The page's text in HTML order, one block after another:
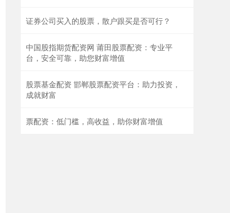
证券公司买入的股票，散户跟买是否可行？
中国股指期货配资网 莆田股票配资：专业平
台，安全可靠，助您财富增值
股票基金配资 邯郸股票配资平台：助力投资，
成就财富
票配资：低门槛，高收益，助你财富增值